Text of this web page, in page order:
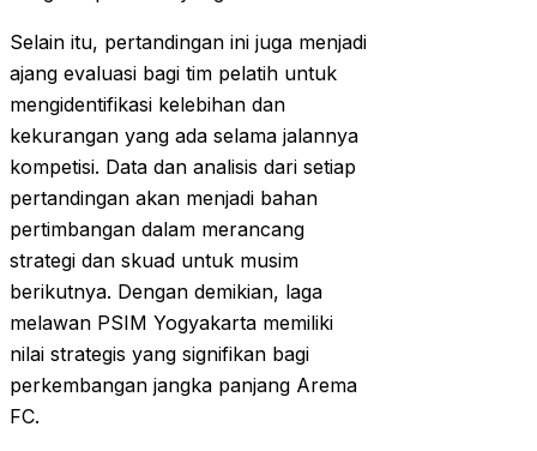
Selain itu, pertandingan ini juga menjadi
ajang evaluasi bagi tim pelatih untuk
mengidentifikasi kelebihan dan
kekurangan yang ada selama jalannya
kompetisi. Data dan analisis dari setiap
pertandingan akan menjadi bahan
pertimbangan dalam merancang
strategi dan skuad untuk musim
berikutnya. Dengan demikian, laga
melawan PSIM Yogyakarta memiliki
nilai strategis yang signifikan bagi
perkembangan jangka panjang Arema
FC.